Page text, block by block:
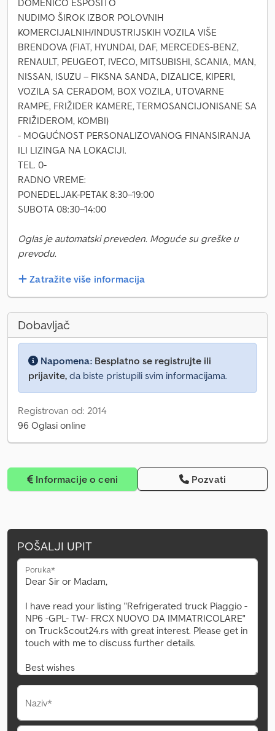
DOMENICO ESPOSITO
NUDIMO ŠIROK IZBOR POLOVNIH
KOMERCIJALNIH/INDUSTRIJSKIH VOZILA VIŠE
BRENDOVA (FIAT, HYUNDAI, DAF, MERCEDES-BENZ,
RENAULT, PEUGEOT, IVECO, MITSUBISHI, SCANIA, MAN,
NISSAN, ISUZU – FIKSNA SANDA, DIZALICE, KIPERI,
VOZILA SA CERADOM, BOX VOZILA, UTOVARNE
RAMPE, FRIŽIDER KAMERE, TERMOSANCIJONISANE SA
FRIŽIDEROM, KOMBI)
- MOGUĆNOST PERSONALIZOVANOG FINANSIRANJA
ILI LIZINGA NA LOKACIJI.
TEL. 0-
RADNO VREME:
PONEDELJAK-PETAK 8:30–19:00
SUBOTA 08:30–14:00
Oglas je automatski preveden. Moguće su greške u
prevodu.
Zatražite više informacija
Dobavljač
Napomena: Besplatno se registrujte ili
prijavite, da biste pristupili svim informacijama.
Registrovan od: 2014
96 Oglasi online
Informacije o ceni Pozvati
POŠALJI UPIT
Poruka*
Naziv*